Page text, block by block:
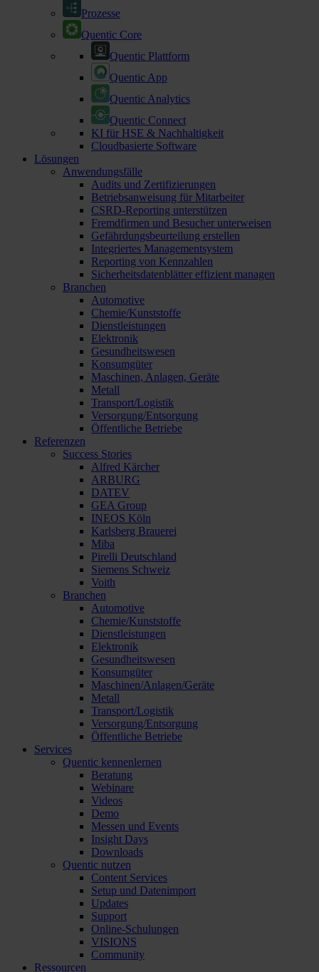
Prozesse
Quentic Core
Quentic Plattform
Quentic App
Quentic Analytics
Quentic Connect
KI für HSE & Nachhaltigkeit
Cloudbasierte Software
Lösungen
Anwendungsfälle
Audits und Zertifizierungen
Betriebsanweisung für Mitarbeiter
CSRD-Reporting unterstützen
Fremdfirmen und Besucher unterweisen
Gefährdungsbeurteilung erstellen
Integriertes Managementsystem
Reporting von Kennzahlen
Sicherheitsdatenblätter effizient managen
Branchen
Automotive
Chemie/Kunststoffe
Dienstleistungen
Elektronik
Gesundheitswesen
Konsumgüter
Maschinen, Anlagen, Geräte
Metall
Transport/Logistik
Versorgung/Entsorgung
Öffentliche Betriebe
Referenzen
Success Stories
Alfred Kärcher
ARBURG
DATEV
GEA Group
INEOS Köln
Karlsberg Brauerei
Miba
Pirelli Deutschland
Siemens Schweiz
Voith
Branchen
Automotive
Chemie/Kunststoffe
Dienstleistungen
Elektronik
Gesundheitswesen
Konsumgüter
Maschinen/Anlagen/Geräte
Metall
Transport/Logistik
Versorgung/Entsorgung
Öffentliche Betriebe
Services
Quentic kennenlernen
Beratung
Webinare
Videos
Demo
Messen und Events
Insight Days
Downloads
Quentic nutzen
Content Services
Setup und Datenimport
Updates
Support
Online-Schulungen
VISIONS
Community
Ressourcen